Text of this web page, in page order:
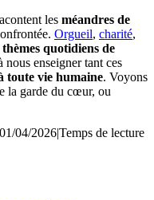
les méandres de
Orgueil, charité,
thèmes quotidiens de
nous enseigner tant ces
toute vie humaine. Voyons
la garde du cœur, ou
04/2026|Temps de lecture